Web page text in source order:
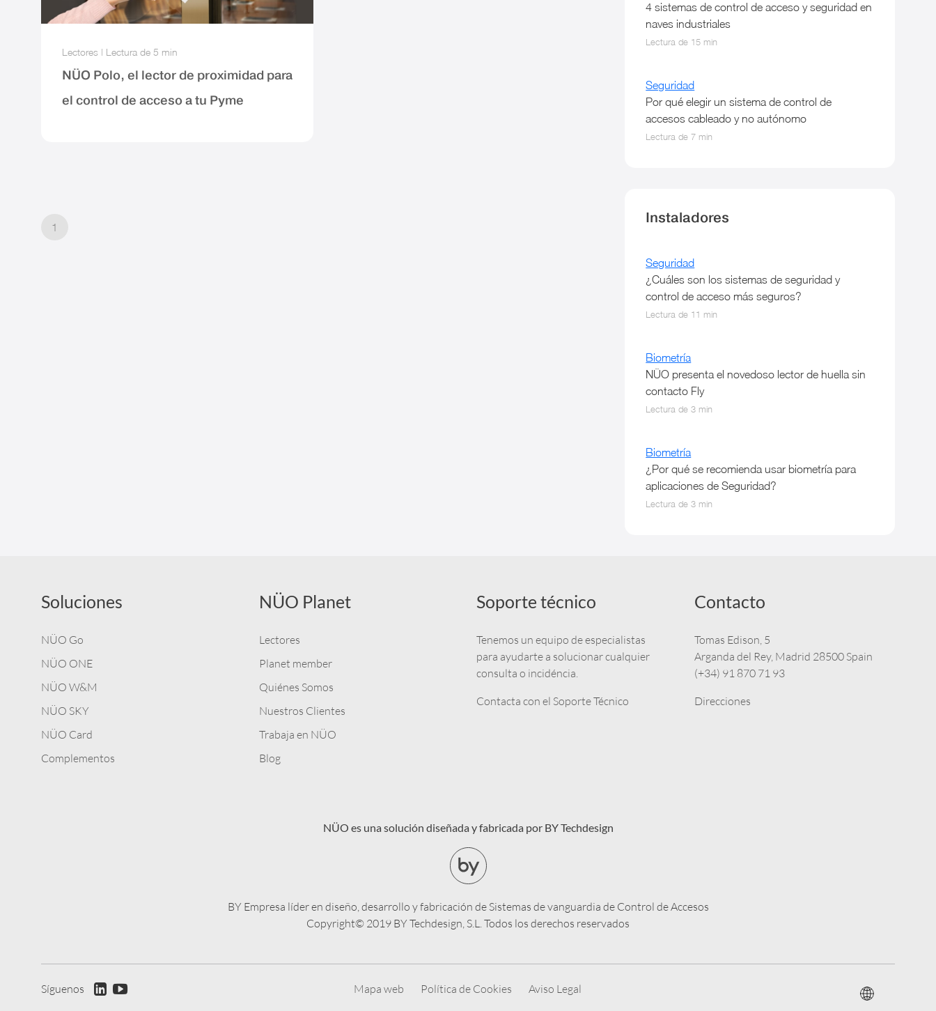
Lectores | Lectura de 5 min
NÜO Polo, el lector de proximidad para
el control de acceso a tu Pyme
1
4 sistemas de control de acceso y seguridad en
naves industriales
Lectura de 15 min
Seguridad
Por qué elegir un sistema de control de
accesos cableado y no autónomo
Lectura de 7 min
Instaladores
Seguridad
¿Cuáles son los sistemas de seguridad y
control de acceso más seguros?
Lectura de 11 min
Biometría
NÜO presenta el novedoso lector de huella sin
contacto Fly
Lectura de 3 min
Biometría
¿Por qué se recomienda usar biometría para
aplicaciones de Seguridad?
Lectura de 3 min
Soluciones
NÜO Go
NÜO ONE
NÜO W&M
NÜO SKY
NÜO Card
Complementos
NÜO Planet
Lectores
Planet member
Quiénes Somos
Nuestros Clientes
Trabaja en NÜO
Blog
Soporte técnico
Tenemos un equipo de especialistas
para ayudarte a solucionar cualquier
consulta o incidéncia.
Contacta con el Soporte Técnico
Contacto
Tomas Edison, 5
Arganda del Rey, Madrid 28500 Spain
(+34) 91 870 71 93
Direcciones
NÜO es una solución diseñada y fabricada por BY Techdesign
BY Empresa líder en diseño, desarrollo y fabricación de Sistemas de vanguardia de Control de Accesos
Copyright© 2019 BY Techdesign, S.L. Todos los derechos reservados
Síguenos Mapa web Política de Cookies Aviso Legal